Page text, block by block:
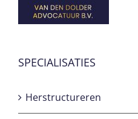
SPECIALISATIES
Herstructureren